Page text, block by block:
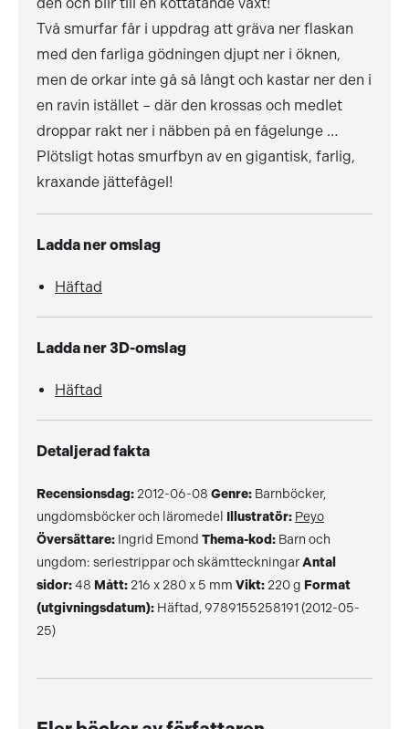
Två smurfar får i uppdrag att gräva ner flaskan
med den farliga gödningen djupt ner i öknen,
men de orkar inte gå så långt och kastar ner den i
en ravin istället – där den krossas och medlet
droppar rakt ner i näbben på en fågelunge …
Plötsligt hotas smurfbyn av en gigantisk, farlig,
kraxande jättefågel!
Ladda ner omslag
Häftad
Ladda ner 3D-omslag
Häftad
Detaljerad fakta
Recensionsdag: 2012-06-08 Genre: Barnböcker,
ungdomsböcker och läromedel Illustratör: Peyo
Översättare: Ingrid Emond Thema-kod: Barn och
ungdom: seriestrippar och skämtteckningarAntal
sidor:48 Mått: 216 x 280 x 5 mm Vikt: 220 g Format
(utgivningsdatum): Häftad, 9789155258191 (2012-05-
25)